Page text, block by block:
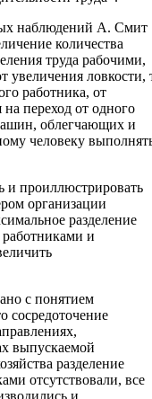
наблюдений А. Смит
количества
труда рабочими,
увеличения ловкости,
работника, от
на переход от одного
облегчающих и
человеку
и проиллюстрировать
организации
разделение
и
с понятием
сосредоточение
выпускаемой
разделение
отсутствовали, все
и